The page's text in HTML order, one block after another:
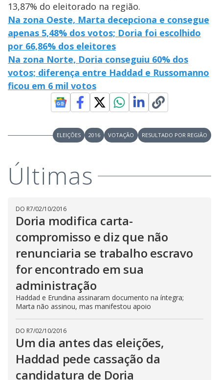
13,87% do eleitorado na região.
Na zona Oeste, Marta decepciona e consegue
apenas 5,48% dos votos; Doria foi escolhido
por 66,86% dos eleitores
Na zona Norte, Doria conseguiu 60% dos
votos; diferença entre Haddad e Russomanno
ficou em 6 mil votos
ELEIÇÕES 2016 VOTAÇÃO RESULTADO POR REGIÃO
Últimas
DO R7/02/10/2016
Doria modifica carta-
compromisso e diz que não
renunciaria se trabalho escravo
for encontrado em sua
administração
Haddad e Erundina assinaram documento na íntegra;
Marta não assinou, mas manifestou apoio
DO R7/02/10/2016
Um dia antes das eleições,
Haddad pede cassação da
candidatura de Doria